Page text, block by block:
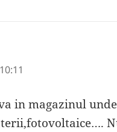
in magazinul